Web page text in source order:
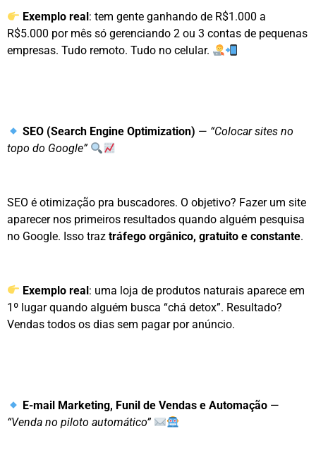
Exemplo real: tem gente ganhando de R$1.000 a
R$5.000 por mês só gerenciando 2 ou 3 contas de pequenas
empresas. Tudo remoto. Tudo no celular.
SEO (Search Engine Optimization) — “Colocar sites no
topo do Google”
SEO é otimização pra buscadores. O objetivo? Fazer um site
aparecer nos primeiros resultados quando alguém pesquisa
no Google. Isso traz tráfego orgânico, gratuito e constante.
Exemplo real: uma loja de produtos naturais aparece em
1º lugar quando alguém busca “chá detox”. Resultado?
Vendas todos os dias sem pagar por anúncio.
E-mail Marketing, Funil de Vendas e Automação —
“Venda no piloto automático”